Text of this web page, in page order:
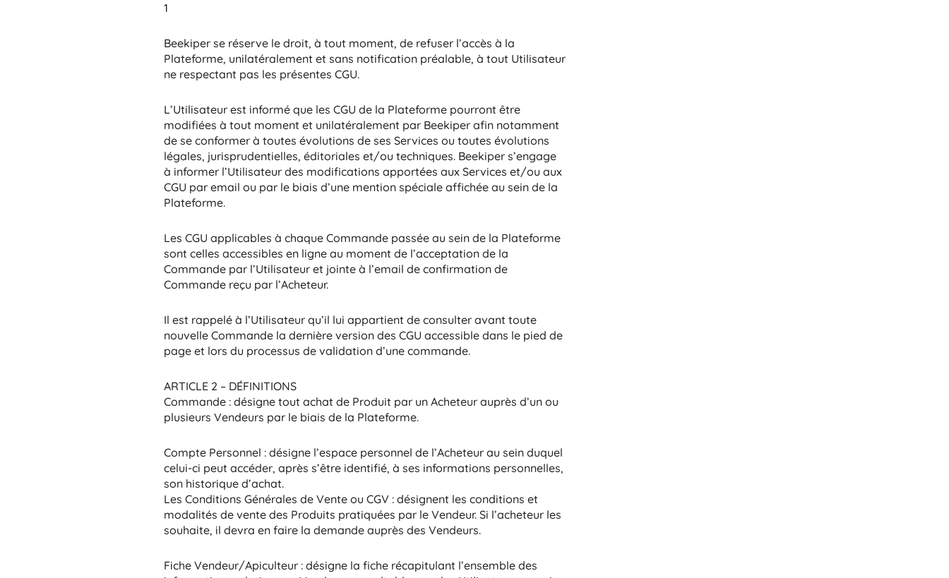
1
Beekiper se réserve le droit, à tout moment, de refuser l’accès à la
Plateforme, unilatéralement et sans notification préalable, à tout Utilisateur
ne respectant pas les présentes CGU.
L’Utilisateur est informé que les CGU de la Plateforme pourront être
modifiées à tout moment et unilatéralement par Beekiper afin notamment
de se conformer à toutes évolutions de ses Services ou toutes évolutions
légales, jurisprudentielles, éditoriales et/ou techniques. Beekiper s’engage
à informer l’Utilisateur des modifications apportées aux Services et/ou aux
CGU par email ou par le biais d’une mention spéciale affichée au sein de la
Plateforme.
Les CGU applicables à chaque Commande passée au sein de la Plateforme
sont celles accessibles en ligne au moment de l’acceptation de la
Commande par l’Utilisateur et jointe à l’email de confirmation de
Commande reçu par l’Acheteur.
Il est rappelé à l’Utilisateur qu’il lui appartient de consulter avant toute
nouvelle Commande la dernière version des CGU accessible dans le pied de
page et lors du processus de validation d’une commande.
ARTICLE 2 – DÉFINITIONS
Commande : désigne tout achat de Produit par un Acheteur auprès d’un ou
plusieurs Vendeurs par le biais de la Plateforme.
Compte Personnel : désigne l’espace personnel de l’Acheteur au sein duquel
celui-ci peut accéder, après s’être identifié, à ses informations personnelles,
son historique d’achat.
Les Conditions Générales de Vente ou CGV : désignent les conditions et
modalités de vente des Produits pratiquées par le Vendeur. Si l’acheteur les
souhaite, il devra en faire la demande auprès des Vendeurs.
Fiche Vendeur/Apiculteur : désigne la fiche récapitulant l’ensemble des